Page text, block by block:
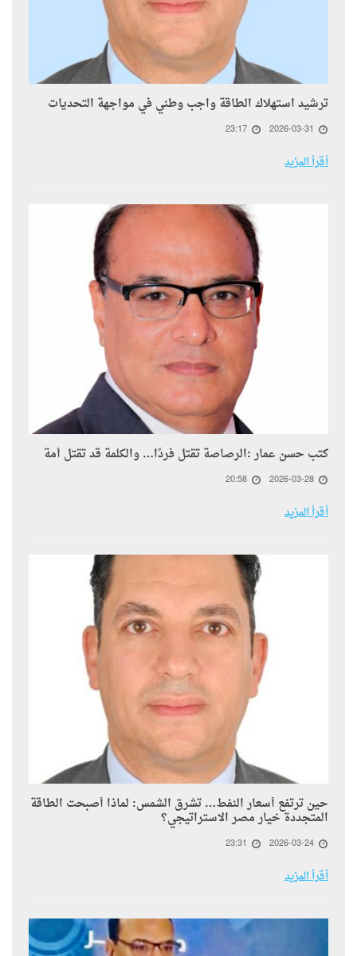
ترشيد استهلاك الطاقة واجب وطني في مواجهة التحديات
2026-03-31
23:17
أقرأ المزيد
كتب حسن عمار :الرصاصة تقتل فردًا… والكلمة قد تقتل أمة
2026-03-28
20:58
أقرأ المزيد
حين ترتفع أسعار النفط… تشرق الشمس: لماذا أصبحت الطاقة
المتجددة خيار مصر الاستراتيجي؟
2026-03-24
23:31
أقرأ المزيد